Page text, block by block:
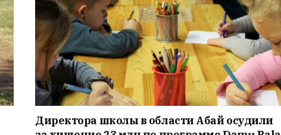
Директора школы в области Абай осудили